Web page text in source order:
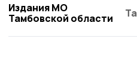
Издания МО
Тамбовской области